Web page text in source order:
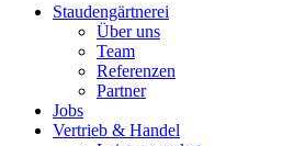
Staudengärtnerei
Über uns
Team
Referenzen
Partner
Jobs
Vertrieb & Handel